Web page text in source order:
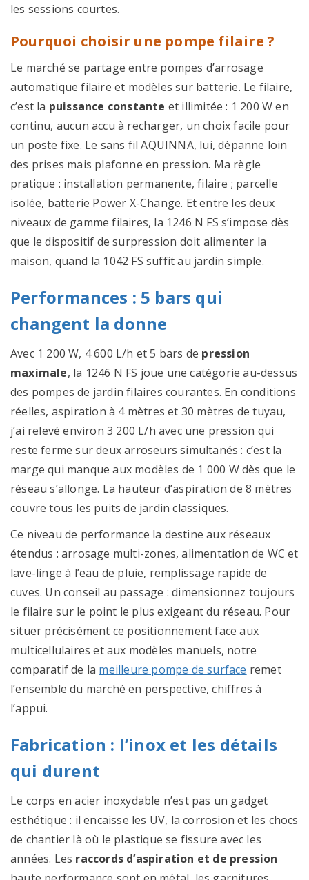
les sessions courtes.
Pourquoi choisir une pompe filaire ?
Le marché se partage entre pompes d’arrosage
automatique filaire et modèles sur batterie. Le filaire,
c’est la puissance constante et illimitée : 1 200 W en
continu, aucun accu à recharger, un choix facile pour
un poste fixe. Le sans fil AQUINNA, lui, dépanne loin
des prises mais plafonne en pression. Ma règle
pratique : installation permanente, filaire ; parcelle
isolée, batterie Power X-Change. Et entre les deux
niveaux de gamme filaires, la 1246 N FS s’impose dès
que le dispositif de surpression doit alimenter la
maison, quand la 1042 FS suffit au jardin simple.
Performances : 5 bars qui
changent la donne
Avec 1 200 W, 4 600 L/h et 5 bars de pression
maximale, la 1246 N FS joue une catégorie au-dessus
des pompes de jardin filaires courantes. En conditions
réelles, aspiration à 4 mètres et 30 mètres de tuyau,
j’ai relevé environ 3 200 L/h avec une pression qui
reste ferme sur deux arroseurs simultanés : c’est la
marge qui manque aux modèles de 1 000 W dès que le
réseau s’allonge. La hauteur d’aspiration de 8 mètres
couvre tous les puits de jardin classiques.
Ce niveau de performance la destine aux réseaux
étendus : arrosage multi-zones, alimentation de WC et
lave-linge à l’eau de pluie, remplissage rapide de
cuves. Un conseil au passage : dimensionnez toujours
le filaire sur le point le plus exigeant du réseau. Pour
situer précisément ce positionnement face aux
multicellulaires et aux modèles manuels, notre
comparatif de la meilleure pompe de surface remet
l’ensemble du marché en perspective, chiffres à
l’appui.
Fabrication : l’inox et les détails
qui durent
Le corps en acier inoxydable n’est pas un gadget
esthétique : il encaisse les UV, la corrosion et les chocs
de chantier là où le plastique se fissure avec les
années. Les raccords d’aspiration et de pression